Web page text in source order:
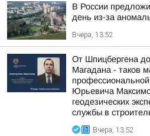
В России
день из-за
Вчера, 13:52
От Шпицбергена
Магадана - таков
Юрьевича
геодезических
службы в
Вчера, 13:52